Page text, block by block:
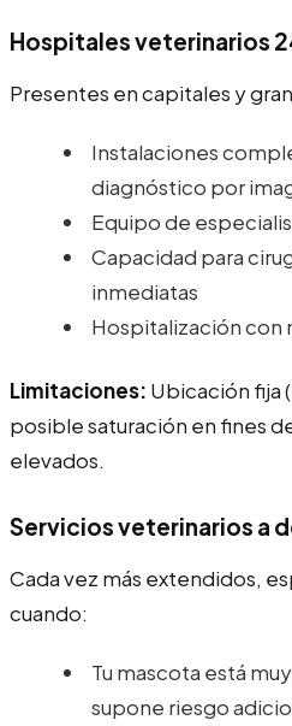
Hospitales veterinarios
Presentes en capitales y
Instalaciones
diagnóstico por
Equipo de
Capacidad para
inmediatas
Hospitalización con
Limitaciones: Ubicación fija
posible saturación en fines
elevados.
Servicios veterinarios a
Cada vez más extendidos,
cuando:
Tu mascota está
supone riesgo